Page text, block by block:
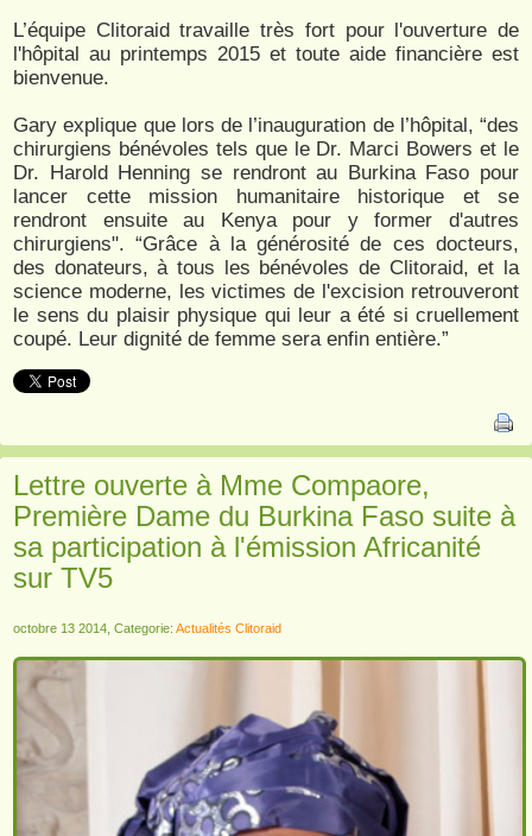
L’équipe Clitoraid travaille très fort pour l'ouverture de
l'hôpital au printemps 2015 et toute aide financière est
bienvenue.
Gary explique que lors de l’inauguration de l’hôpital, “des
chirurgiens bénévoles tels que le Dr. Marci Bowers et le
Dr. Harold Henning se rendront au Burkina Faso pour
lancer cette mission humanitaire historique et se
rendront ensuite au Kenya pour y former d'autres
chirurgiens". “Grâce à la générosité de ces docteurs,
des donateurs, à tous les bénévoles de Clitoraid, et la
science moderne, les victimes de l'excision retrouveront
le sens du plaisir physique qui leur a été si cruellement
coupé. Leur dignité de femme sera enfin entière.”
Lettre ouverte à Mme Compaore,
Première Dame du Burkina Faso suite à
sa participation à l'émission Africanité
sur TV5
octobre 13 2014, Categorie: Actualités Clitoraid